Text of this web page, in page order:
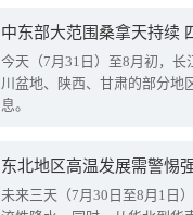
中东部大范围桑拿天持续
今天（7月31日）至8月初，长
川盆地、陕西、甘肃的部分地
息。
东北地区高温发展需警惕
未来三天（7月30日至8月1日